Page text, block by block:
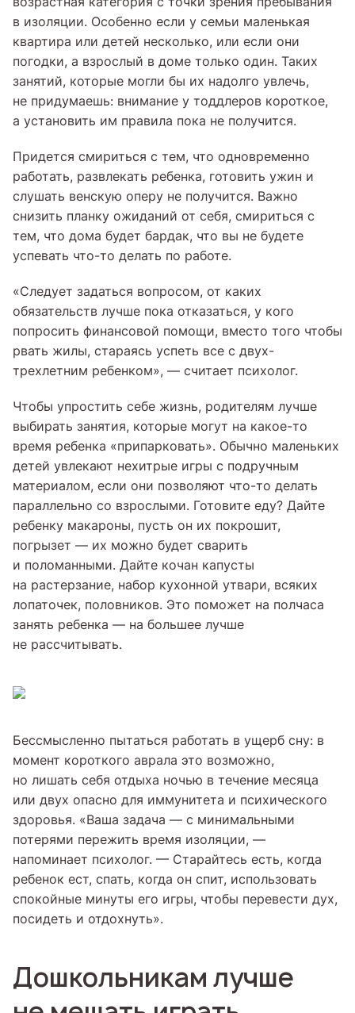
в изоляции. Особенно если у семьи маленькая
квартира или детей несколько, или если они
погодки, а взрослый в доме только один. Таких
занятий, которые могли бы их надолго увлечь,
не придумаешь: внимание у тоддлеров короткое,
а установить им правила пока не получится.
Придется смириться с тем, что одновременно
работать, развлекать ребенка, готовить ужин и
слушать венскую оперу не получится. Важно
снизить планку ожиданий от себя, смириться с
тем, что дома будет бардак, что вы не будете
успевать что-то делать по работе.
«Следует задаться вопросом, от каких
обязательств лучше пока отказаться, у кого
попросить финансовой помощи, вместо того чтобы
рвать жилы, стараясь успеть все с двух-
трехлетним ребенком», — считает психолог.
Чтобы упростить себе жизнь, родителям лучше
выбирать занятия, которые могут на какое-то
время ребенка «припарковать». Обычно маленьких
детей увлекают нехитрые игры с подручным
материалом, если они позволяют что-то делать
параллельно со взрослыми. Готовите еду? Дайте
ребенку макароны, пусть он их покрошит,
погрызет — их можно будет сварить
и поломанными. Дайте кочан капусты
на растерзание, набор кухонной утвари, всяких
лопаточек, половников. Это поможет на полчаса
занять ребенка — на большее лучше
не рассчитывать.
Бессмысленно пытаться работать в ущерб сну: в
момент короткого аврала это возможно,
но лишать себя отдыха ночью в течение месяца
или двух опасно для иммунитета и психического
здоровья. «Ваша задача — с минимальными
потерями пережить время изоляции, —
напоминает психолог. — Старайтесь есть, когда
ребенок ест, спать, когда он спит, использовать
спокойные минуты его игры, чтобы перевести дух,
посидеть и отдохнуть».
Дошкольникам лучше